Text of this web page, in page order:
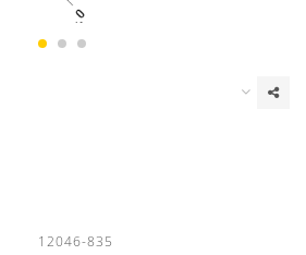
12046-835